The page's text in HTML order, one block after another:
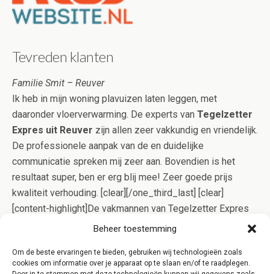
Beheer toestemming
Om de beste ervaringen te bieden, gebruiken wij technologieën zoals
cookies om informatie over je apparaat op te slaan en/of te raadplegen.
Tevreden klanten
Familie Smit – Reuver
Ik heb in mijn woning plavuizen laten leggen, met
daaronder vloerverwarming. De experts van Tegelzetter
Expres uit Reuver zijn allen zeer vakkundig en vriendelijk.
De professionele aanpak van de en duidelijke
communicatie spreken mij zeer aan. Bovendien is het
resultaat super, ben er erg blij mee! Zeer goede prijs
kwaliteit verhouding. [clear][/one_third_last] [clear]
[content-highlight]De vakmannen van Tegelzetter Expres
Reuver gaan op effectieve wijze voor u aan de slag, zodat
Bovendien bent u bij ons verzekerd van kwaliteit, doordat
het Kluskeurmerk uw belangen behartigt![/content-